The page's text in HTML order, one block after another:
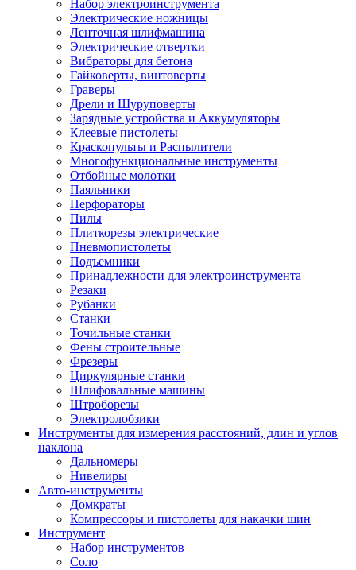
Набор электроинструмента
Электрические ножницы
Ленточная шлифмашина
Электрические отвертки
Вибраторы для бетона
Гайковерты, винтоверты
Граверы
Дрели и Шуруповерты
Зарядные устройства и Аккумуляторы
Клеевые пистолеты
Краскопульты и Распылители
Многофункциональные инструменты
Отбойные молотки
Паяльники
Перфораторы
Пилы
Плиткорезы электрические
Пневмопистолеты
Подъемники
Принадлежности для электроинструмента
Резаки
Рубанки
Станки
Точильные станки
Фены строительные
Фрезеры
Циркулярные станки
Шлифовальные машины
Штроборезы
Электролобзики
Инструменты для измерения расстояний, длин и углов
наклона
Дальномеры
Нивелиры
Авто-инструменты
Домкраты
Компрессоры и пистолеты для накачки шин
Инструмент
Набор инструментов
Соло